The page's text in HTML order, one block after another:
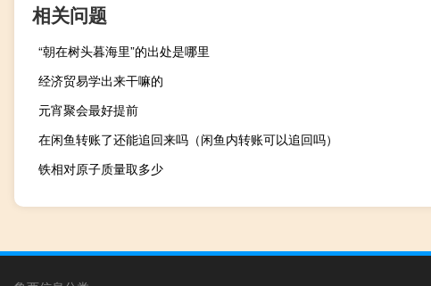
相关问题
“朝在树头暮海里”的出处是哪里
经济贸易学出来干嘛的
元宵聚会最好提前
在闲鱼转账了还能追回来吗（闲鱼内转账可以追回吗）
铁相对原子质量取多少